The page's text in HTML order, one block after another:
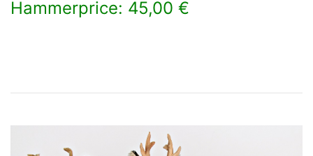
Hammerprice: 45,00 €